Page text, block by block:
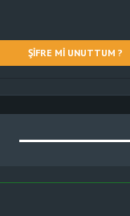
ŞIFRE MI UNUTTUM ?